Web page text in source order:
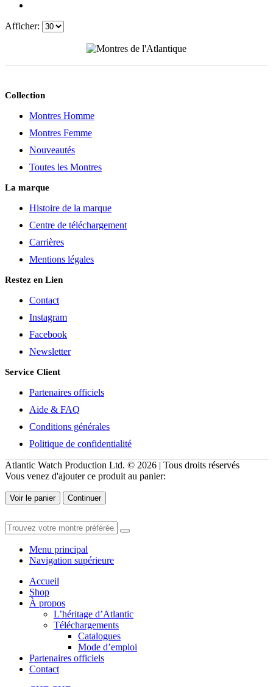
Afficher:
Collection
Montres Homme
Montres Femme
Nouveautés
Toutes les Montres
La marque
Histoire de la marque
Centre de téléchargement
Carrières
Mentions légales
Restez en Lien
Contact
Instagram
Facebook
Newsletter
Service Client
Partenaires officiels
Aide & FAQ
Conditions générales
Politique de confidentialité
Atlantic Watch Production Ltd. © 2026 | Tous droits réservés
Vous venez d'ajouter ce produit au panier:
Voir le panier Continuer
Menu principal
Navigation supérieure
Accueil
Shop
À propos
L’héritage d’Atlantic
Téléchargements
Catalogues
Mode d’emploi
Partenaires officiels
Contact